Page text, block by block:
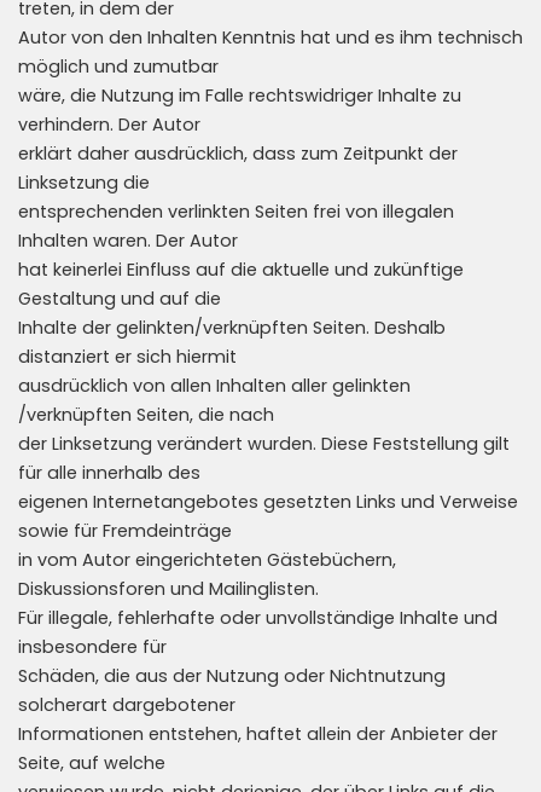
treten, in dem der
Autor von den Inhalten Kenntnis hat und es ihm technisch
möglich und zumutbar
wäre, die Nutzung im Falle rechtswidriger Inhalte zu
verhindern. Der Autor
erklärt daher ausdrücklich, dass zum Zeitpunkt der
Linksetzung die
entsprechenden verlinkten Seiten frei von illegalen
Inhalten waren. Der Autor
hat keinerlei Einfluss auf die aktuelle und zukünftige
Gestaltung und auf die
Inhalte der gelinkten/verknüpften Seiten. Deshalb
distanziert er sich hiermit
ausdrücklich von allen Inhalten aller gelinkten
/verknüpften Seiten, die nach
der Linksetzung verändert wurden. Diese Feststellung gilt
für alle innerhalb des
eigenen Internetangebotes gesetzten Links und Verweise
sowie für Fremdeinträge
in vom Autor eingerichteten Gästebüchern,
Diskussionsforen und Mailinglisten.
Für illegale, fehlerhafte oder unvollständige Inhalte und
insbesondere für
Schäden, die aus der Nutzung oder Nichtnutzung
solcherart dargebotener
Informationen entstehen, haftet allein der Anbieter der
Seite, auf welche